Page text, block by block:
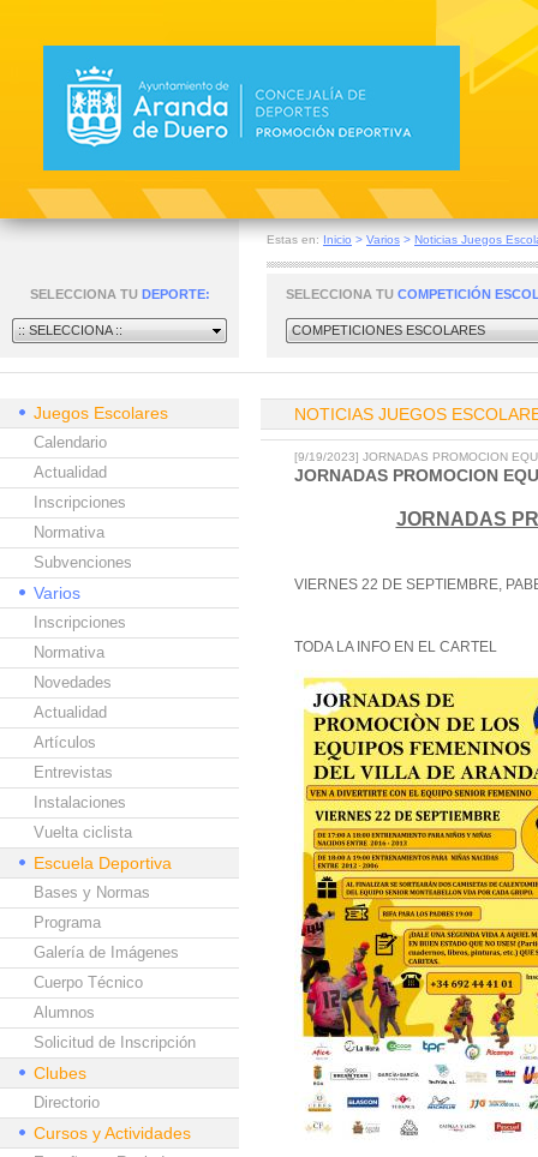
Estas en: Inicio > Varios > Noticias Juegos
SELECCIONA TU DEPORTE:
:: SELECCIONA ::
SELECCIONA TU COMPETICIÓN
COMPETICIONES ESCOLARES
Juegos Escolares
Calendario
Actualidad
Inscripciones
Normativa
Subvenciones
Varios
Inscripciones
Normativa
Novedades
Actualidad
Artículos
Entrevistas
Instalaciones
Vuelta ciclista
Escuela Deportiva
Bases y Normas
Programa
Galería de Imágenes
Cuerpo Técnico
Alumnos
Solicitud de Inscripción
Clubes
Directorio
Cursos y Actividades
NOTICIAS JUEGOS
[9/19/2023] JORNADAS PROMOCION
JORNADAS PROMOCION
JORNADAS
VIERNES 22 DE SEPTIEMBRE,
TODA LA INFO EN EL CARTEL